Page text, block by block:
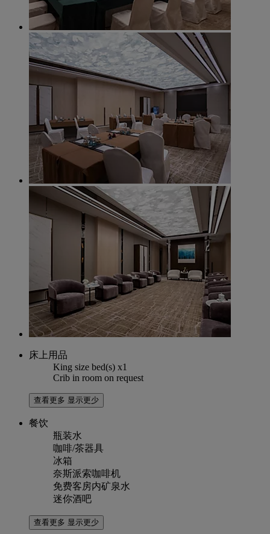
床上用品
King size bed(s) x1
Crib in room on request
查看更多 显示更少
餐饮
瓶装水
咖啡/茶器具
冰箱
奈斯派索咖啡机
免费客房内矿泉水
迷你酒吧
查看更多 显示更少